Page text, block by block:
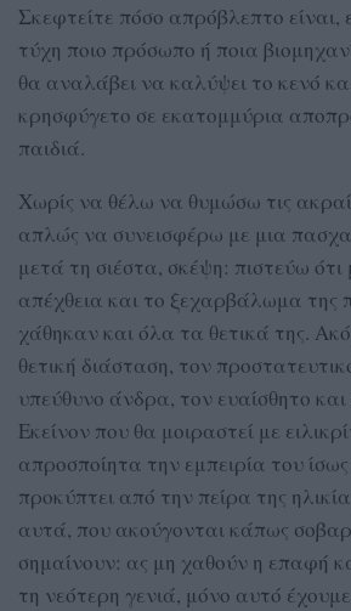
Σκεφτείτε πόσο απρόβλεπτο είναι,
τύχη ποιο πρόσωπο ή ποια
θα αναλάβει να καλύψει το κενό
κρησφύγετο σε εκατομμύρια
παιδιά.
Χωρίς να θέλω να θυμώσω τις
απλώς να συνεισφέρω με μια
μετά τη σιέστα, σκέψη: πιστεύω ότι
απέχθεια και το ξεχαρβάλωμα της
χάθηκαν και όλα τα θετικά της.
θετική διάσταση, τον
υπεύθυνο άνδρα, τον ευαίσθητο
Εκείνον που θα μοιραστεί με
απροσποίητα την εμπειρία του
προκύπτει από την πείρα της
αυτά, που ακούγονται κάπως
σημαίνουν: ας μη χαθούν η επαφή
τη νεότερη γενιά, μόνο αυτό